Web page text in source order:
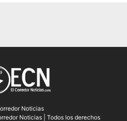
Noticias
Noticias | Todos los derechos